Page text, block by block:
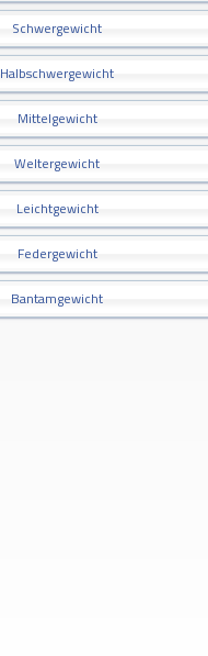
Schwergewicht
Halbschwergewicht
Mittelgewicht
Weltergewicht
Leichtgewicht
Federgewicht
Bantamgewicht